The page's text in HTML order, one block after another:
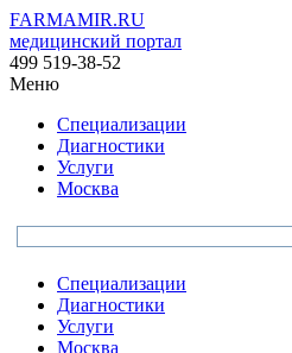
FARMAMIR.RU
медицинский портал
499 519-38-52
Меню
Специализации
Диагностики
Услуги
Москва
Специализации
Диагностики
Услуги
Москва